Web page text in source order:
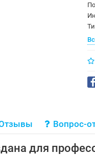
Вопрос-
для